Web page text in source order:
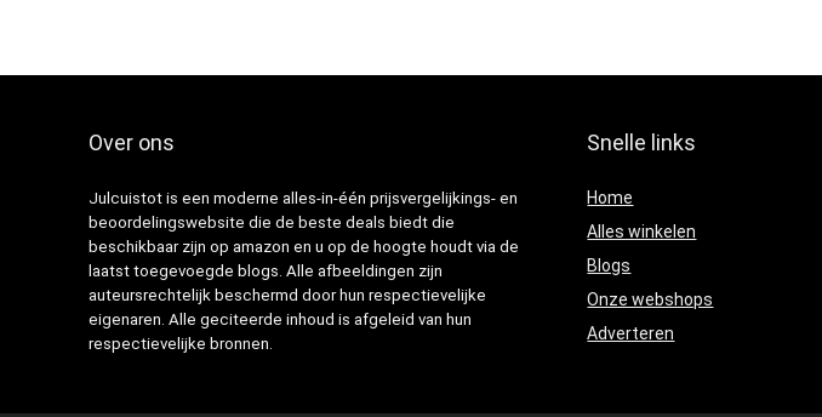
Over ons
Julcuistot is een moderne alles-in-één prijsvergelijkings- en
beoordelingswebsite die de beste deals biedt die
beschikbaar zijn op amazon en u op de hoogte houdt via de
laatst toegevoegde blogs. Alle afbeeldingen zijn
auteursrechtelijk beschermd door hun respectievelijke
eigenaren. Alle geciteerde inhoud is afgeleid van hun
respectievelijke bronnen.
Snelle links
Home
Alles winkelen
Blogs
Onze webshops
Adverteren